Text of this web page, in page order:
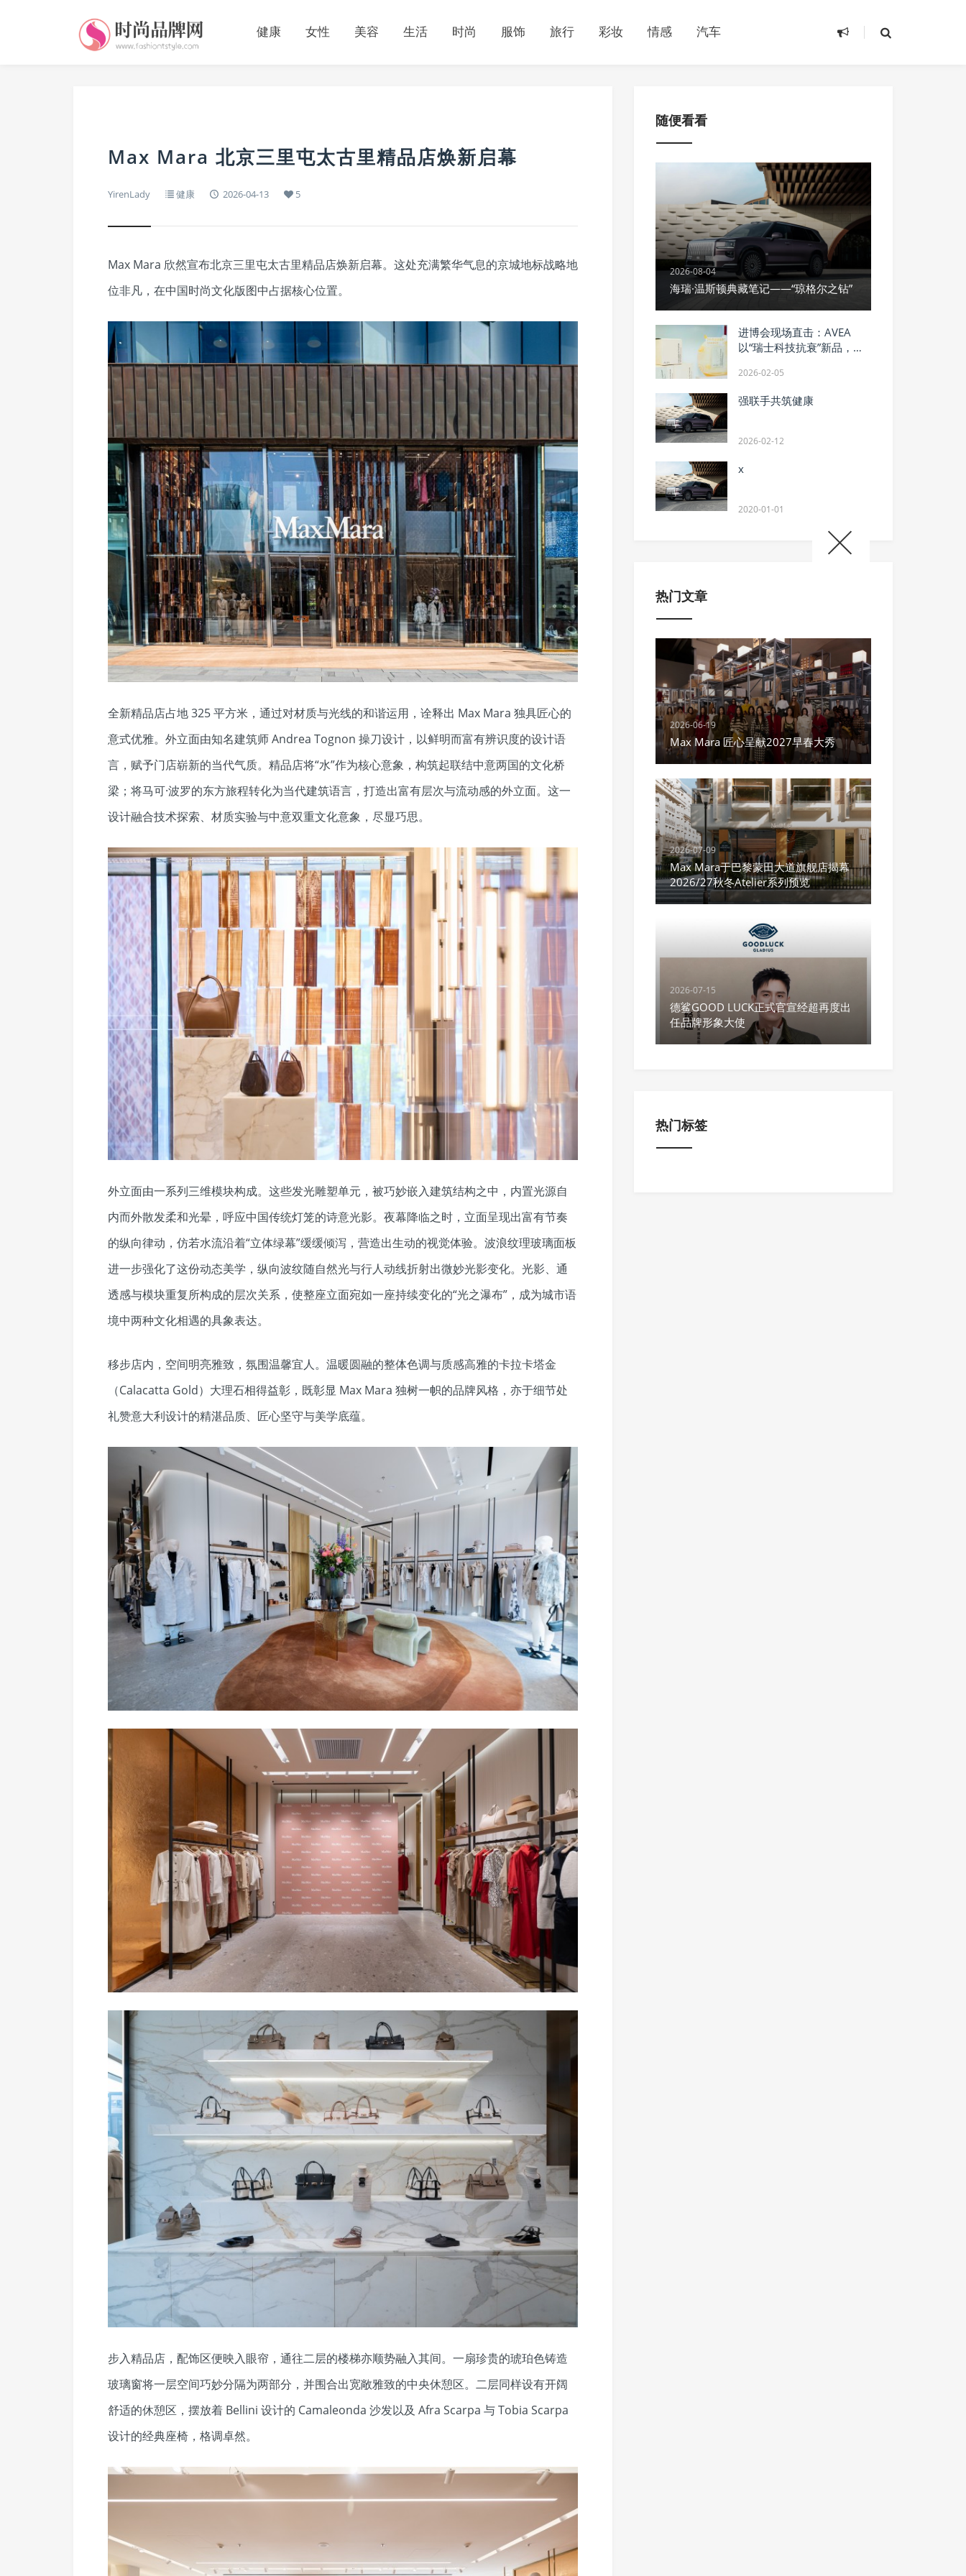
健康 女性 美容 生活 时尚 服饰 旅行 彩妆 情感 汽车
Max Mara 北京三里屯太古里精品店焕新启幕
YirenLady 健康 2026-04-13 5
Max Mara 欣然宣布北京三里屯太古里精品店焕新启幕。这处充满繁华气息的京城地标战略地
位非凡，在中国时尚文化版图中占据核心位置。
全新精品店占地 325 平方米，通过对材质与光线的和谐运用，诠释出 Max Mara 独具匠心的
意式优雅。外立面由知名建筑师 Andrea Tognon 操刀设计，以鲜明而富有辨识度的设计语
言，赋予门店崭新的当代气质。精品店将“水”作为核心意象，构筑起联结中意两国的文化桥
梁；将马可·波罗的东方旅程转化为当代建筑语言，打造出富有层次与流动感的外立面。这一
设计融合技术探索、材质实验与中意双重文化意象，尽显巧思。
外立面由一系列三维模块构成。这些发光雕塑单元，被巧妙嵌入建筑结构之中，内置光源自
内而外散发柔和光晕，呼应中国传统灯笼的诗意光影。夜幕降临之时，立面呈现出富有节奏
的纵向律动，仿若水流沿着“立体绿幕”缓缓倾泻，营造出生动的视觉体验。波浪纹理玻璃面板
进一步强化了这份动态美学，纵向波纹随自然光与行人动线折射出微妙光影变化。光影、通
透感与模块重复所构成的层次关系，使整座立面宛如一座持续变化的“光之瀑布”，成为城市语
境中两种文化相遇的具象表达。
移步店内，空间明亮雅致，氛围温馨宜人。温暖圆融的整体色调与质感高雅的卡拉卡塔金
（Calacatta Gold）大理石相得益彰，既彰显 Max Mara 独树一帜的品牌风格，亦于细节处
礼赞意大利设计的精湛品质、匠心坚守与美学底蕴。
步入精品店，配饰区便映入眼帘，通往二层的楼梯亦顺势融入其间。一扇珍贵的琥珀色铸造
玻璃窗将一层空间巧妙分隔为两部分，并围合出宽敞雅致的中央休憩区。二层同样设有开阔
舒适的休憩区，摆放着 Bellini 设计的 Camaleonda 沙发以及 Afra Scarpa 与 Tobia Scarpa
设计的经典座椅，格调卓然。
随便看看
2026-08-04
海瑞·温斯顿典藏笔记——“琼格尔之钻”
进博会现场直击：AVEA
以“瑞士科技抗衰”新品，回
2026-02-05
强联手共筑健康
2026-02-12
x
2020-01-01
热门文章
2026-06-19
Max Mara 匠心呈献2027早春大秀
2026-07-09
Max Mara于巴黎蒙田大道旗舰店揭幕
2026/27秋冬Atelier系列预览
2026-07-15
德鲨GOOD LUCK正式官宣经超再度出
任品牌形象大使
热门标签